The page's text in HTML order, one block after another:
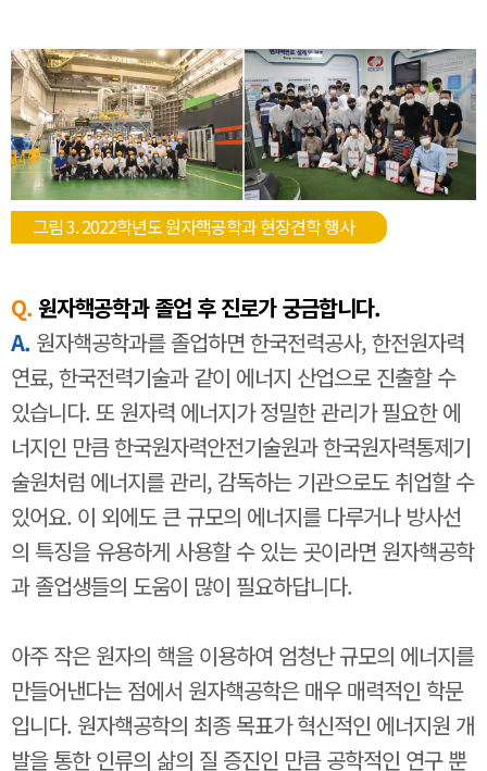
그림 3. 2022학년도 원자핵공학과 현장견학 행사
Q. 원자핵공학과 졸업 후 진로가 궁금합니다.
A. 원자핵공학과를 졸업하면 한국전력공사, 한전원자력
연료, 한국전력기술과 같이 에너지 산업으로 진출할 수
있습니다. 또 원자력 에너지가 정밀한 관리가 필요한 에
너지인 만큼 한국원자력안전기술원과 한국원자력통제기
술원처럼 에너지를 관리, 감독하는 기관으로도 취업할 수
있어요. 이 외에도 큰 규모의 에너지를 다루거나 방사선
의 특징을 유용하게 사용할 수 있는 곳이라면 원자핵공학
과 졸업생들의 도움이 많이 필요하답니다.
아주 작은 원자의 핵을 이용하여 엄청난 규모의 에너지를
만들어낸다는 점에서 원자핵공학은 매우 매력적인 학문
입니다. 원자핵공학의 최종 목표가 혁신적인 에너지원 개
발을 통한 인류의 삶의 질 증진인 만큼 공학적인 연구 뿐